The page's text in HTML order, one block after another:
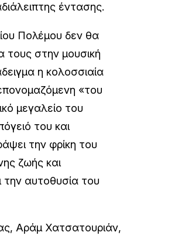
έντασης.
Πολέμου δεν θα
στην μουσική
η κολοσσιαία
«του
μεγαλείο του
του και
την φρίκη του
ζωής και
την αυτοθυσία του
Αράμ Χατσατουριάν,